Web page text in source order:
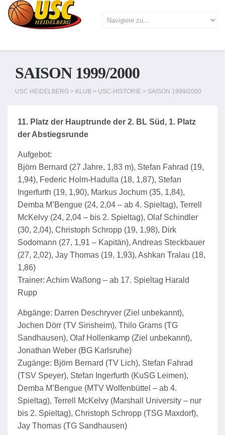
SAISON 1999/2000
USC HEIDELBERG > KLUB > USC-HISTORIE > SAISON 1999/2000
11. Platz der Hauptrunde der 2. BL Süd, 1. Platz
der Abstiegsrunde
Aufgebot:
Björn Bernard (27 Jahre, 1,83 m), Stefan Fahrad (19,
1,94), Federic Holm-Hadulla (18, 1,87), Stefan
Ingerfurth (19, 1,90), Markus Jochum (35, 1,84),
Demba M’Bengue (24, 2,04 – ab 4. Spieltag), Terrell
McKelvy (24, 2,04 – bis 2. Spieltag), Olaf Schindler
(30, 2,04), Christoph Schropp (19, 1,98), Dirk
Sodomann (27, 1,91 – Kapitän), Andreas Steckbauer
(27, 2,02), Jay Thomas (19, 1,93), Ashkan Tralau (18,
1,86)
Trainer: Achim Waßong – ab 17. Spieltag Harald
Rupp
Abgänge: Darren Deschryver (Ziel unbekannt),
Jochen Dörr (TV Sinsheim), Thilo Grams (TG
Sandhausen), Olaf Hollenkamp (Ziel unbekannt),
Jonathan Weber (BG Karlsruhe)
Zugänge: Björn Bernard (TV Lich), Stefan Fahrad
(TSV Speyer), Stefan Ingerfurth (KuSG Leimen),
Demba M’Bengue (MTV Wolfenbüttel – ab 4.
Spieltag), Terrell McKelvy (Marshall University – nur
bis 2. Spieltag), Christoph Schropp (TSG Maxdorf),
Jay Thomas (TG Sandhausen)